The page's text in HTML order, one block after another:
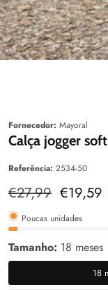
Fornecedor: Mayoral
Calça jogger
Referência: 2534-50
Preço
normal
€27,99 Preço
venda
€19,59
Poucas unidades
Tamanho: 18 meses
18